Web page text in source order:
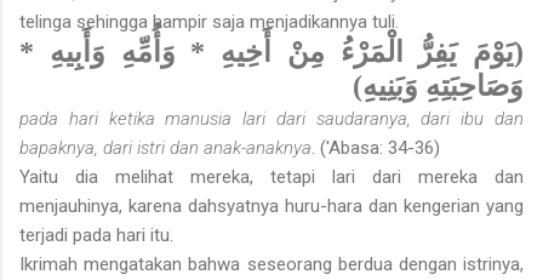
telinga sehingga hampir saja menjadikannya tuli.
(يَوْمَ يَفِرُّ الْمَرْءُ مِنْ أَخِيهِ * وَأُمِّهِ وَأَبِيهِ *
وَصَاحِبَتِهِ وَبَنِيهِ)
pada hari ketika manusia lari dari saudaranya, dari ibu dan
bapaknya, dari istri dan anak-anaknya . ('Abasa: 34-36)
Yaitu dia melihat mereka, tetapi lari dari mereka dan
menjauhinya, karena dahsyatnya huru-hara dan kengerian yang
terjadi pada hari itu.
Ikrimah mengatakan bahwa seseorang berdua dengan istrinya,